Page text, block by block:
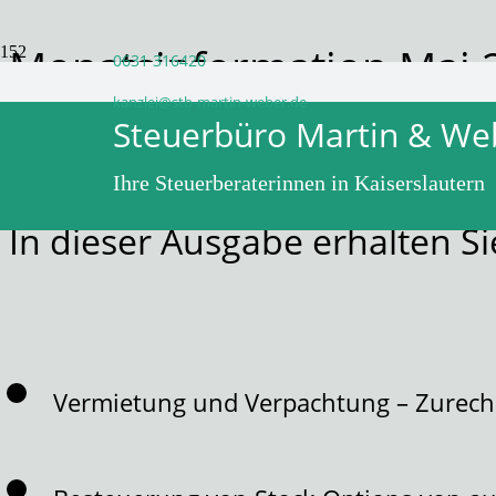
0631 316420
kanzlei@stb-martin-weber.de
Steuerbüro Martin &
Ihre Steuerberaterinnen in Kaiserslautern
Monatsinformation Mai
In dieser Ausgabe erhalten
Vermietung und Verpachtung –